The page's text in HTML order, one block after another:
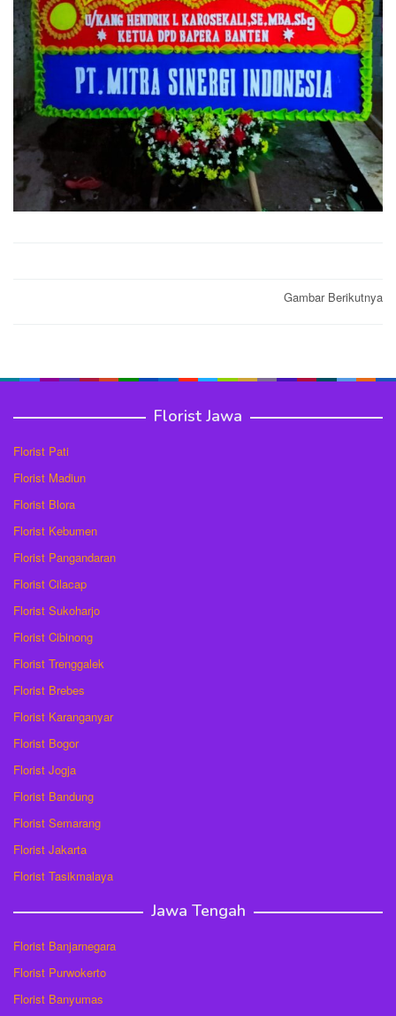
Gambar Berikutnya
Florist Jawa
Florist Pati
Florist Madiun
Florist Blora
Florist Kebumen
Florist Pangandaran
Florist Cilacap
Florist Sukoharjo
Florist Cibinong
Florist Trenggalek
Florist Brebes
Florist Karanganyar
Florist Bogor
Florist Jogja
Florist Bandung
Florist Semarang
Florist Jakarta
Florist Tasikmalaya
Jawa Tengah
Florist Banjarnegara
Florist Purwokerto
Florist Banyumas